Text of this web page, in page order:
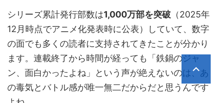
シリーズ累計発行部数は1,000万部を突破 （2025年
12月時点でアニメ化発表時に公表）していて、数字
の面でも多くの読者に支持されてきたことが分かり
ます。連載終了から時間が経っても「鉄鍋のジャ
ン、面白かったよね」という声が絶えないのは、あ
の毒気とバトル感が唯一無二だからだと思うんです